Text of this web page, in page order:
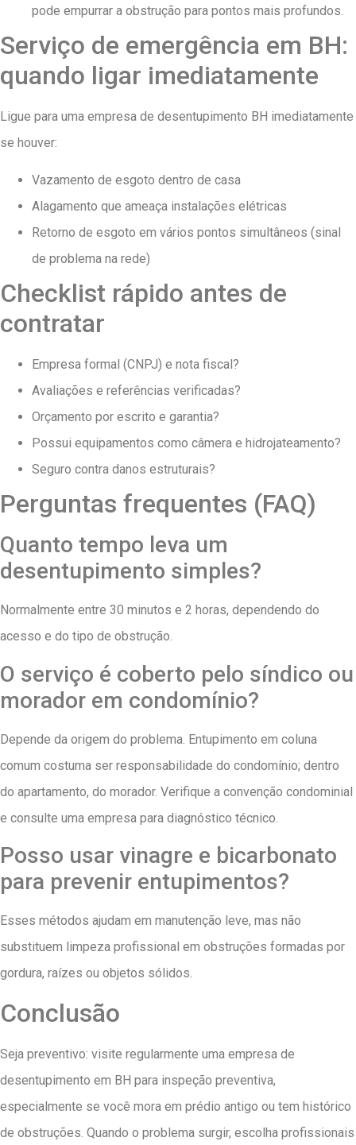
pode empurrar a obstrução para pontos mais profundos.
Serviço de emergência em BH:
quando ligar imediatamente
Ligue para uma empresa de desentupimento BH imediatamente
se houver:
Vazamento de esgoto dentro de casa
Alagamento que ameaça instalações elétricas
Retorno de esgoto em vários pontos simultâneos (sinal
de problema na rede)
Checklist rápido antes de
contratar
Empresa formal (CNPJ) e nota fiscal?
Avaliações e referências verificadas?
Orçamento por escrito e garantia?
Possui equipamentos como câmera e hidrojateamento?
Seguro contra danos estruturais?
Perguntas frequentes (FAQ)
Quanto tempo leva um
desentupimento simples?
Normalmente entre 30 minutos e 2 horas, dependendo do
acesso e do tipo de obstrução.
O serviço é coberto pelo síndico ou
morador em condomínio?
Depende da origem do problema. Entupimento em coluna
comum costuma ser responsabilidade do condomínio; dentro
do apartamento, do morador. Verifique a convenção condominial
e consulte uma empresa para diagnóstico técnico.
Posso usar vinagre e bicarbonato
para prevenir entupimentos?
Esses métodos ajudam em manutenção leve, mas não
substituem limpeza profissional em obstruções formadas por
gordura, raízes ou objetos sólidos.
Conclusão
Seja preventivo: visite regularmente uma empresa de
desentupimento em BH para inspeção preventiva,
especialmente se você mora em prédio antigo ou tem histórico
de obstruções. Quando o problema surgir, escolha profissionais